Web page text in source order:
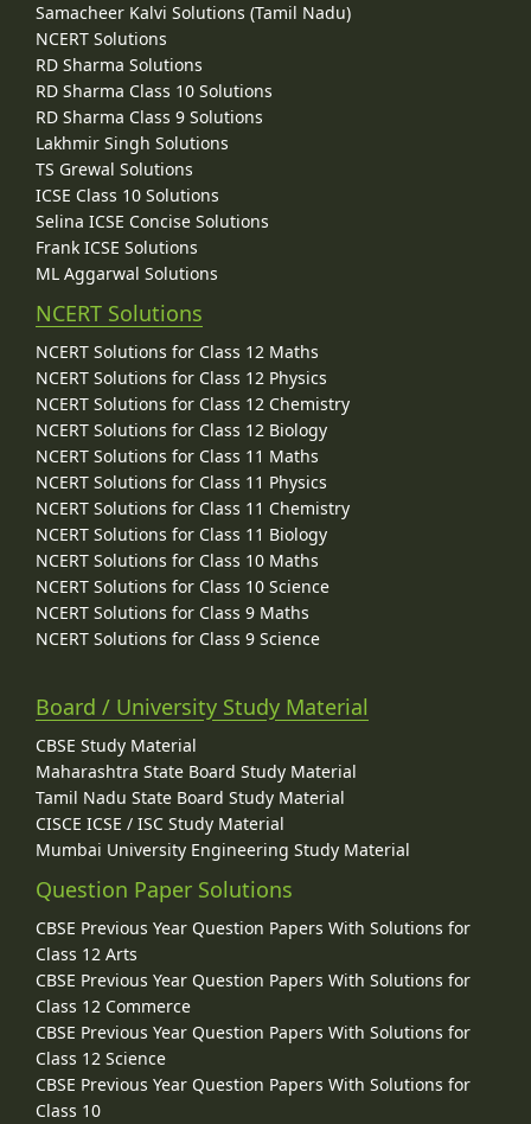
Samacheer Kalvi Solutions (Tamil Nadu)
NCERT Solutions
RD Sharma Solutions
RD Sharma Class 10 Solutions
RD Sharma Class 9 Solutions
Lakhmir Singh Solutions
TS Grewal Solutions
ICSE Class 10 Solutions
Selina ICSE Concise Solutions
Frank ICSE Solutions
ML Aggarwal Solutions
NCERT Solutions
NCERT Solutions for Class 12 Maths
NCERT Solutions for Class 12 Physics
NCERT Solutions for Class 12 Chemistry
NCERT Solutions for Class 12 Biology
NCERT Solutions for Class 11 Maths
NCERT Solutions for Class 11 Physics
NCERT Solutions for Class 11 Chemistry
NCERT Solutions for Class 11 Biology
NCERT Solutions for Class 10 Maths
NCERT Solutions for Class 10 Science
NCERT Solutions for Class 9 Maths
NCERT Solutions for Class 9 Science
Board / University Study Material
CBSE Study Material
Maharashtra State Board Study Material
Tamil Nadu State Board Study Material
CISCE ICSE / ISC Study Material
Mumbai University Engineering Study Material
Question Paper Solutions
CBSE Previous Year Question Papers With Solutions for
Class 12 Arts
CBSE Previous Year Question Papers With Solutions for
Class 12 Commerce
CBSE Previous Year Question Papers With Solutions for
Class 12 Science
CBSE Previous Year Question Papers With Solutions for
Class 10